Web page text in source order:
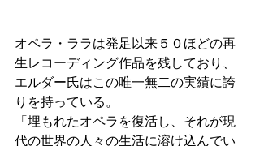
オペラ・ララは発足以来５０ほどの再
生レコーディング作品を残しており、
エルダー氏はこの唯一無二の実績に誇
りを持っている。
「埋もれたオペラを復活し、それが現
代の世界の人々の生活に溶け込んでい